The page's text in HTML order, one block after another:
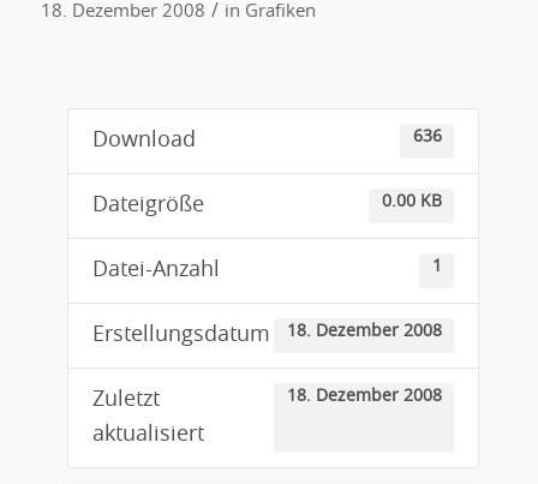
18. Dezember 2008 / in Grafiken
Download 636
Dateigröße 0.00 KB
Datei-Anzahl 1
Erstellungsdatum 18. Dezember 2008
Zuletzt
aktualisiert
18. Dezember 2008